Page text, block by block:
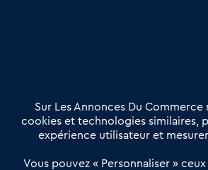
Offres Pro
Actualités
Qui sommes nous ?
Derniers articles
Sur Les Annonces Du Commerce
cookies et technologies similaires,
expérience utilisateur et
Vous pouvez « Personnaliser »